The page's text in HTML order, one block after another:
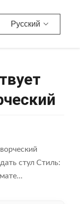
Русский
стул Стиль: